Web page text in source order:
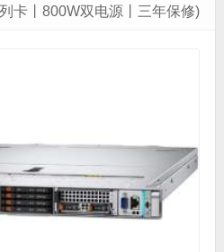
卡丨800W双电源丨三年保修)